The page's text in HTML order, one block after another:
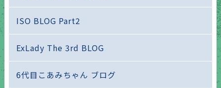
ISO BLOG Part2
ExLady The 3rd BLOG
6代目こあみちゃん ブログ